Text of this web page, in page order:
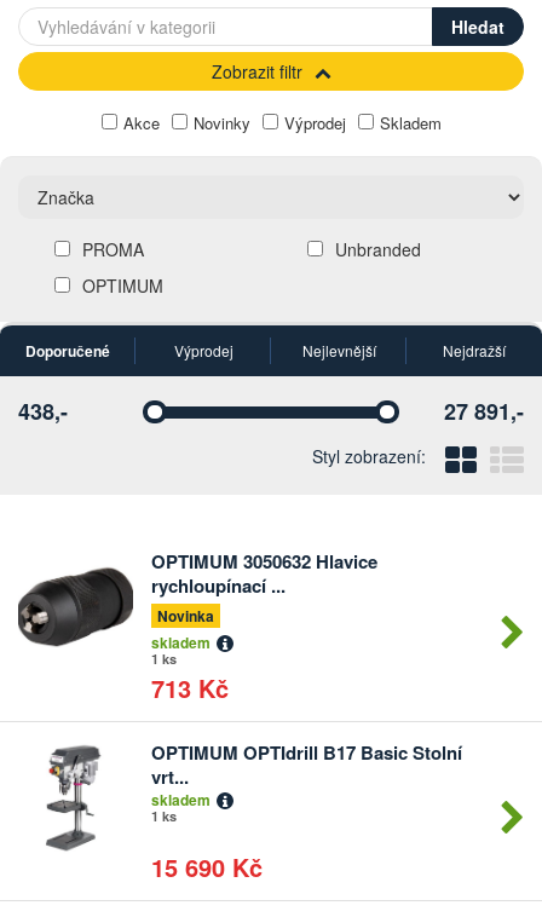
Zobrazit filtr
Akce Novinky Výprodej Skladem
PROMA
Unbranded
OPTIMUM
Doporučené Výprodej Nejlevnější Nejdražší
Vyberte Vyberte
438,- 27 891,-
Styl zobrazení:
OPTIMUM 3050632 Hlavice
rychloupínací ...
Novinka
skladem
1 ks
713 Kč
Počet
kusů
OPTIMUM OPTIdrill B17 Basic Stolní
vrt...
skladem
1 ks
15 690 Kč
Počet